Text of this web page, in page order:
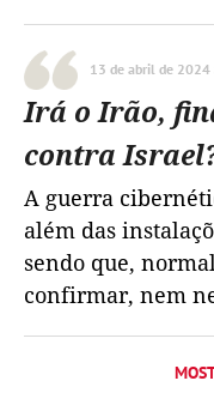
13 de abril de 2024
Irá o Irão,
contra
A guerra
além das
sendo que,
confirmar, nem